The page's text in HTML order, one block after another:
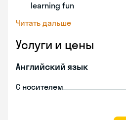
learning fun
Читать дальше
Услуги и цены
Английский язык
С носителем